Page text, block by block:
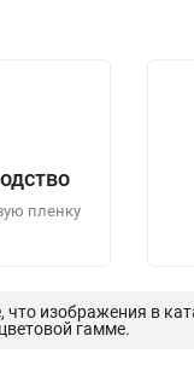
пленку
изображения в
гамме.